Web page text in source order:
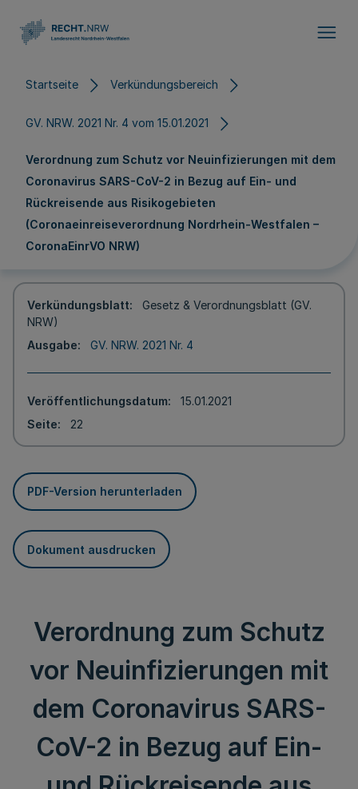
Startseite Verkündungsbereich
GV. NRW. 2021 Nr. 4 vom 15.01.2021
Verordnung zum Schutz vor Neuinfizierungen mit dem
Coronavirus SARS-CoV-2 in Bezug auf Ein- und
Rückreisende aus Risikogebieten
(Coronaeinreiseverordnung Nordrhein-Westfalen –
CoronaEinrVO NRW)
Verkündungsblatt
Gesetz & Verordnungsblatt (GV.
NRW)
Ausgabe
GV. NRW. 2021 Nr. 4
Veröffentlichungsdatum
15.01.2021
Seite
22
PDF-Version herunterladen
Dokument ausdrucken
Verordnung zum Schutz
vor Neuinfizierungen mit
dem Coronavirus SARS-
CoV-2 in Bezug auf Ein-